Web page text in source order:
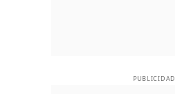
PUBLICIDAD